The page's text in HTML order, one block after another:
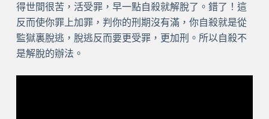
得世間很苦，活受罪，早一點自殺就解脫了。錯了！這
反而使你罪上加罪，判你的刑期沒有滿，你自殺就是從
監獄裏脫逃，脫逃反而要更受罪，更加刑。所以自殺不
是解脫的辦法。